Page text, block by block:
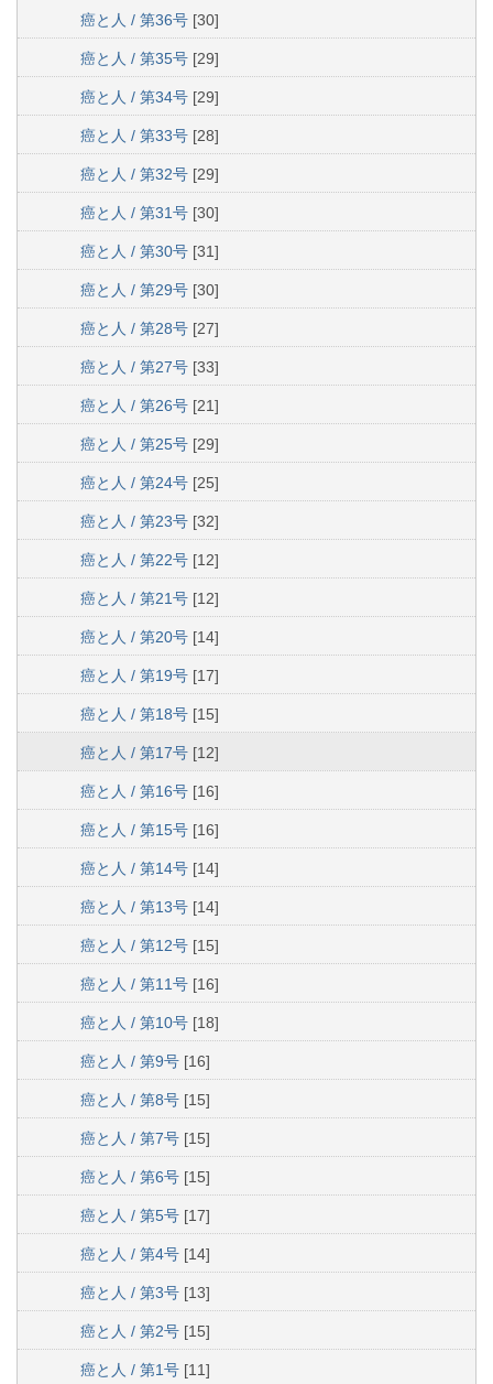
癌と人 / 第36号 [30]
癌と人 / 第35号 [29]
癌と人 / 第34号 [29]
癌と人 / 第33号 [28]
癌と人 / 第32号 [29]
癌と人 / 第31号 [30]
癌と人 / 第30号 [31]
癌と人 / 第29号 [30]
癌と人 / 第28号 [27]
癌と人 / 第27号 [33]
癌と人 / 第26号 [21]
癌と人 / 第25号 [29]
癌と人 / 第24号 [25]
癌と人 / 第23号 [32]
癌と人 / 第22号 [12]
癌と人 / 第21号 [12]
癌と人 / 第20号 [14]
癌と人 / 第19号 [17]
癌と人 / 第18号 [15]
癌と人 / 第17号 [12]
癌と人 / 第16号 [16]
癌と人 / 第15号 [16]
癌と人 / 第14号 [14]
癌と人 / 第13号 [14]
癌と人 / 第12号 [15]
癌と人 / 第11号 [16]
癌と人 / 第10号 [18]
癌と人 / 第9号 [16]
癌と人 / 第8号 [15]
癌と人 / 第7号 [15]
癌と人 / 第6号 [15]
癌と人 / 第5号 [17]
癌と人 / 第4号 [14]
癌と人 / 第3号 [13]
癌と人 / 第2号 [15]
癌と人 / 第1号 [11]